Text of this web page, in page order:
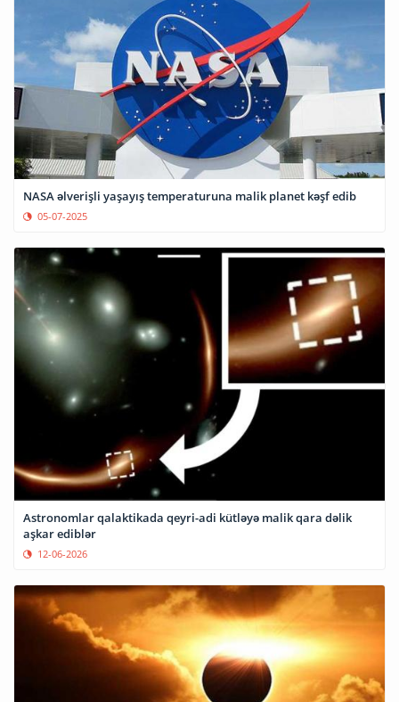
NASA əlverişli yaşayış temperaturuna malik planet kəşf edib
05-07-2025
Astronomlar qalaktikada qeyri-adi kütləyə malik qara dəlik
aşkar ediblər
12-06-2026